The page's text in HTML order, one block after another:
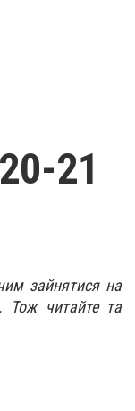
21
зайнятися на
Тож читайте та